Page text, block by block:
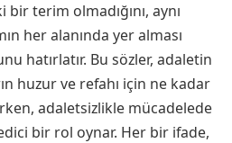
terim olmadığını, aynı
her alanında yer alması
hatırlatır. Bu sözler, adaletin
huzur ve refahı için ne kadar
adaletsizlikle mücadelede
bir rol oynar. Her bir ifade,